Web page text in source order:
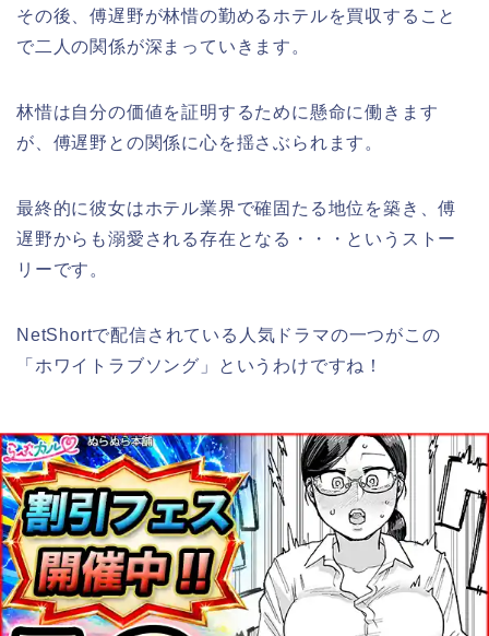
その後、傅遅野が林惜の勤めるホテルを買収すること
で二人の関係が深まっていきます。
林惜は自分の価値を証明するために懸命に働きます
が、傅遅野との関係に心を揺さぶられます。
最終的に彼女はホテル業界で確固たる地位を築き、傅
遅野からも溺愛される存在となる・・・というストー
リーです。
NetShortで配信されている人気ドラマの一つがこの
「ホワイトラブソング」というわけですね！